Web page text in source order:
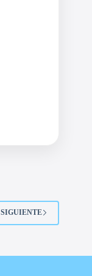
SIGUIENTE